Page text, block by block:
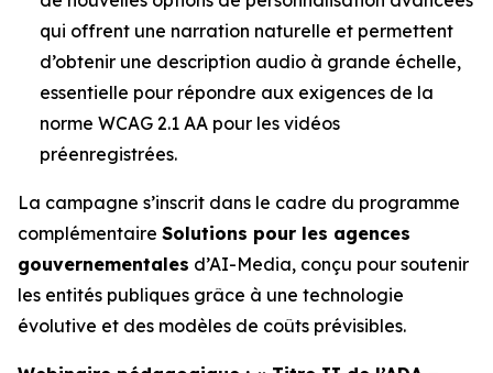
qui offrent une narration naturelle et permettent
d’obtenir une description audio à grande échelle,
essentielle pour répondre aux exigences de la
norme WCAG 2.1 AA pour les vidéos
préenregistrées.
La campagne s’inscrit dans le cadre du programme
complémentaire Solutions pour les agences
gouvernementales d’AI-Media, conçu pour soutenir
les entités publiques grâce à une technologie
évolutive et des modèles de coûts prévisibles.